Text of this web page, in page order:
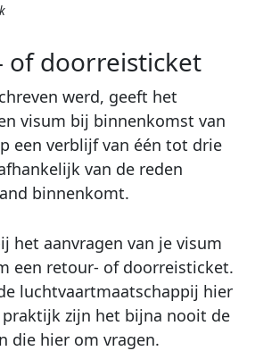
of doorreisticket
werd, geeft het
visum bij binnenkomst van
een verblijf van één tot drie
van de reden
binnenkomt.
het aanvragen van je visum
een retour- of doorreisticket.
luchtvaartmaatschappij hier
zijn het bijna nooit de
die hier om vragen.